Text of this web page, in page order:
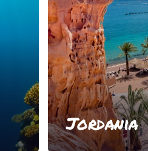
Jordania